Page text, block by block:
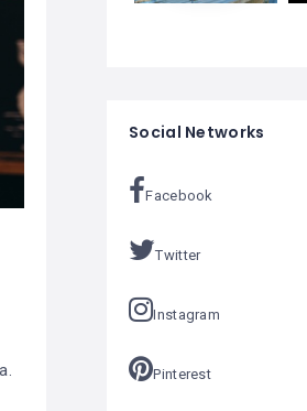
Social Networks
Facebook
Twitter
Instagram
Pinterest